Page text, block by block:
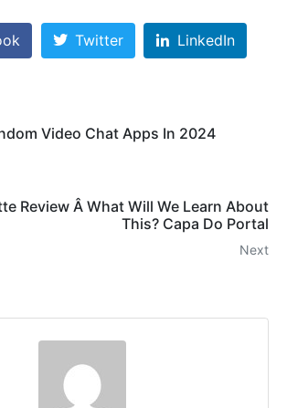
Twitter LinkedIn
Video Chat Apps In 2024
Review Â What Will We Learn About
This? Capa Do Portal
Next